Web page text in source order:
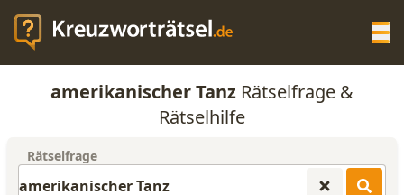
KREUZWORTRÄTSEL-HILFE
amerikanischer Tanz Rätselfrage &
Rätselhilfe
Rätselfrage